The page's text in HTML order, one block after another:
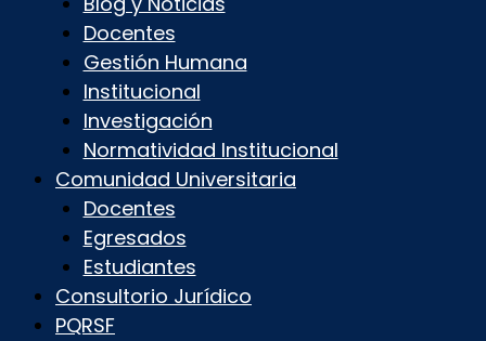
Docentes
Gestión Humana
Institucional
Investigación
Normatividad Institucional
Comunidad Universitaria
Docentes
Egresados
Estudiantes
Consultorio Jurídico
PQRSF